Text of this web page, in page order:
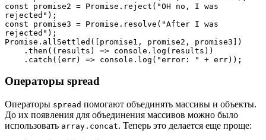
const promise2 = Promise.reject("OH no, I was
rejected");
const promise3 = Promise.resolve("After I was
rejected");
Promise.allSettled([promise1, promise2, promise3])
    .then((results) => console.log(results))
    .catch((err) => console.log("error: " + err));
Операторы spread
Операторы spread помогают объединять массивы и объекты.
До их появления для объединения массивов можно было
использовать array.concat. Теперь это делается еще проще: